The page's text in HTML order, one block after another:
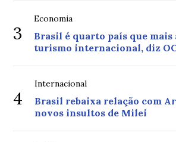
3
Economia
Brasil é quarto país que mais
turismo internacional, diz
4
Internacional
Brasil rebaixa relação com
novos insultos de Milei